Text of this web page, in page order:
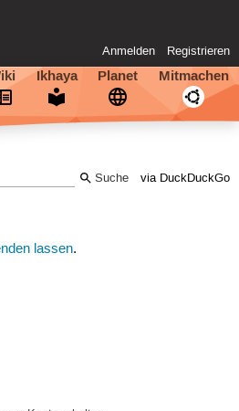
Anmelden Registrieren
Ikhaya Planet Mitmachen
via DuckDuckGo
lassen.